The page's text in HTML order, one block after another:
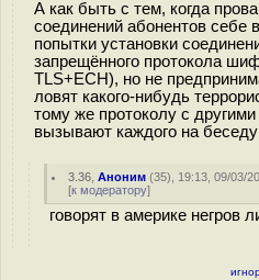
А как быть с тем, когда
соединений абонентов себе
попытки установки
запрещённого протокола
TLS+ECH), но не
ловят какого-нибудь
тому же протоколу с
вызывают каждого на беседу
3.36 ,Аноним (35), 19:13, 09/03/
[к модератору]
говорят в америке негров